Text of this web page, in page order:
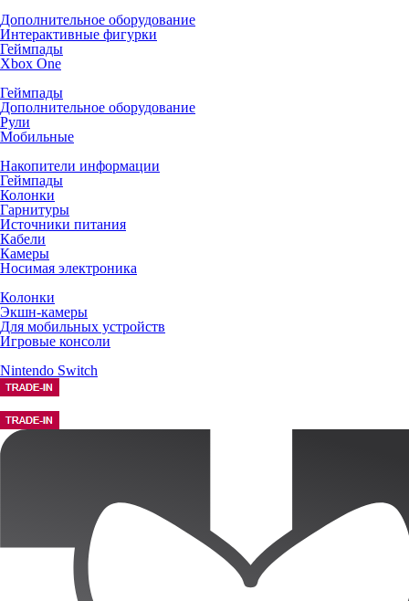
Дополнительное оборудование
Интерактивные фигурки
Геймпады
Xbox One
Геймпады
Дополнительное оборудование
Рули
Мобильные
Накопители информации
Геймпады
Колонки
Гарнитуры
Источники питания
Кабели
Камеры
Носимая электроника
Колонки
Экшн-камеры
Для мобильных устройств
Игровые консоли
Nintendo Switch